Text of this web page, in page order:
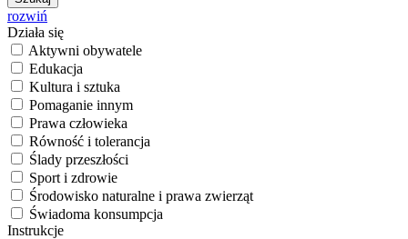
rozwiń
Działa się
Aktywni obywatele
Edukacja
Kultura i sztuka
Pomaganie innym
Prawa człowieka
Równość i tolerancja
Ślady przeszłości
Sport i zdrowie
Środowisko naturalne i prawa zwierząt
Świadoma konsumpcja
Instrukcje